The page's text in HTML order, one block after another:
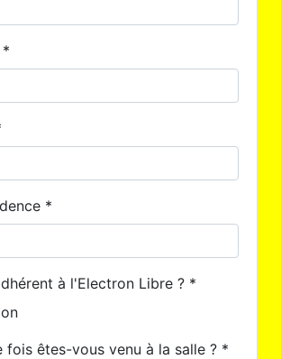
*
*
à l'Electron Libre ? *
fois êtes-vous venu à la salle ? *